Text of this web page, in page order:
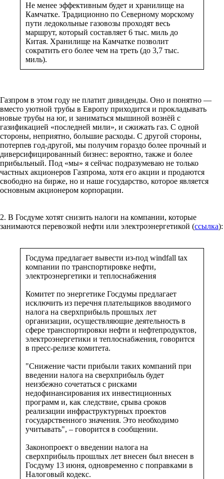
Не менее эффективным будет и хранилище на
Камчатке. Традиционно по Северному морскому
пути ледокольные газовозы проходят весь
маршрут, который составляет 6 тыс. миль до
Китая. Хранилище на Камчатке позволит
сократить его более чем на треть (до 3,7 тыс.
миль).
Газпром в этом году не платит дивиденды. Оно и понятно —
вместо уютной трубы в Европу приходится и прокладывать
новые трубы на юг, и заниматься мышиной вознёй с
газификацией «последней мили», и сжижать газ. С одной
стороны, неприятно, большие расходы. С другой стороны,
потерпев год-другой, мы получим гораздо более прочный и
диверсифицированный бизнес: вероятно, также и более
прибыльный. Под «мы» я сейчас подразумеваю не только
частных акционеров Газпрома, хотя его акции и продаются
свободно на бирже, но и наше государство, которое является
основным акционером корпорации.
2. В Госдуме хотят снизить налоги на компании, которые
занимаются перевозкой нефти или электроэнергетикой (ссылка):
Госдума предлагает вывести из-под windfall tax
компании по транспортировке нефти,
электроэнергетики и теплоснабжения
Комитет по энергетике Госдумы предлагает
исключить из перечня плательщиков вводимого
налога на сверхприбыль прошлых лет
организации, осуществляющие деятельность в
сфере транспортировки нефти и нефтепродуктов,
электроэнергетики и теплоснабжения, говорится
в пресс-релизе комитета.
"Снижение части прибыли таких компаний при
введении налога на сверхприбыль будет
неизбежно сочетаться с рисками
недофинансирования их инвестиционных
программ и, как следствие, срыва сроков
реализации инфраструктурных проектов
государственного значения. Это необходимо
учитывать", – говорится в сообщении.
Законопроект о введении налога на
сверхприбыль прошлых лет внесен был внесен в
Госдуму 13 июня, одновременно с поправками в
Налоговый кодекс.